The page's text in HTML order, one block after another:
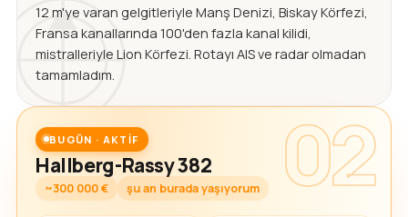
12 m'ye varan gelgitleriyle Manş Denizi, Biskay Körfezi,
Fransa kanallarında 100'den fazla kanal kilidi,
mistralleriyle Lion Körfezi. Rotayı AIS ve radar olmadan
tamamladım.
02
BUGÜN · AKTIF
Hallberg-Rassy 382
~300 000 € şu an burada yaşıyorum